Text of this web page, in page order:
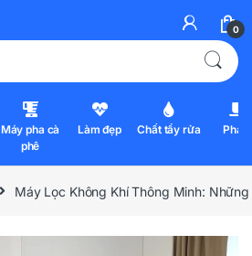
0
Máy pha cà
phê
Làm đẹp Chất tẩy rửa Pha
Máy Lọc Không Khí Thông Minh: